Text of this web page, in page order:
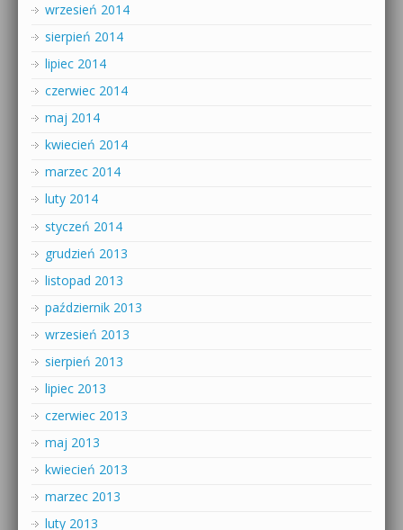
wrzesień 2014
sierpień 2014
lipiec 2014
czerwiec 2014
maj 2014
kwiecień 2014
marzec 2014
luty 2014
styczeń 2014
grudzień 2013
listopad 2013
październik 2013
wrzesień 2013
sierpień 2013
lipiec 2013
czerwiec 2013
maj 2013
kwiecień 2013
marzec 2013
luty 2013